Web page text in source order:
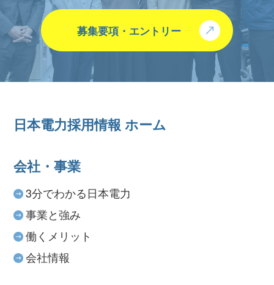
募集要項・エントリー
日本電力採用情報 ホーム
会社・事業
3分でわかる日本電力
事業と強み
働くメリット
会社情報